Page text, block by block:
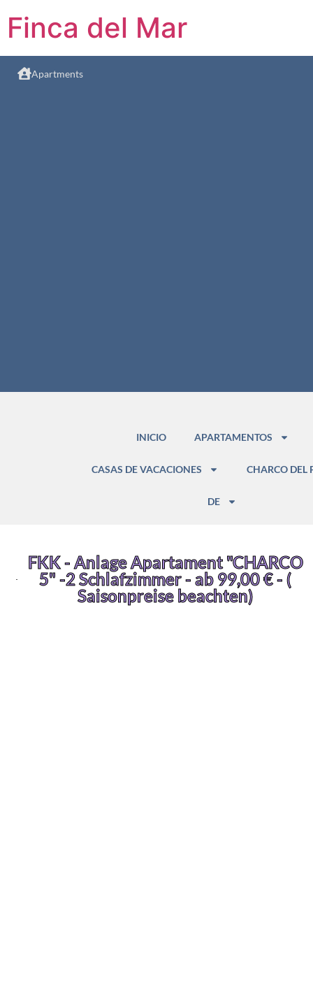
Finca del Mar
Apartments
INICIO APARTAMENTOS
CASAS DE VACACIONES CHARCO DEL
DE
FKK - Anlage Apartament "CHARCO
5" -2 Schlafzimmer - ab 99,00 € - (
Saisonpreise beachten)